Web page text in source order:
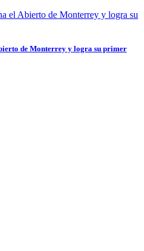
de Monterrey y logra su primer